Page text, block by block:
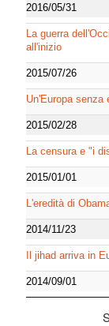
2016/05/31
La guerra
all'inizio
2015/07/26
Un'Europa senza
2015/02/28
La censura e "i
2015/01/01
L'eredità di
2014/11/23
Il jihad arriva in
2014/09/01